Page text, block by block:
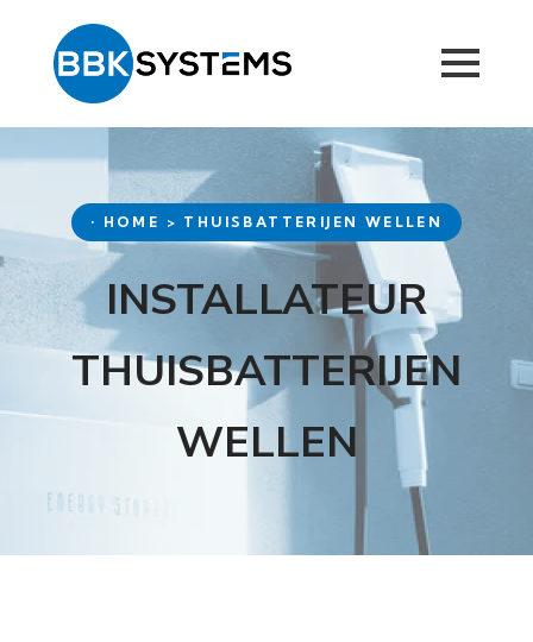
• HOME > THUISBATTERIJEN WELLEN
INSTALLATEUR
THUISBATTERIJEN
WELLEN